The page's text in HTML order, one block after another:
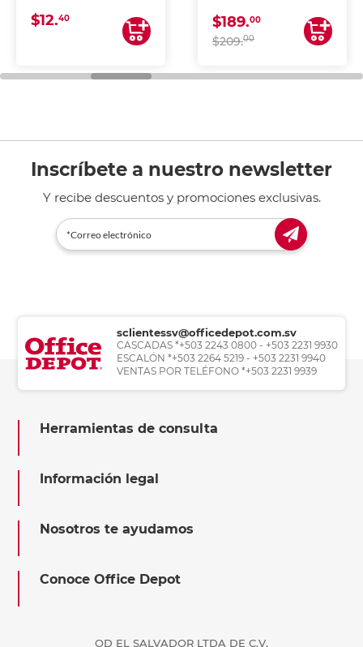
$12.40 $189.00
$209.00
Inscríbete a nuestro newsletter
Y recibe descuentos y promociones exclusivas.
sclientessv@officedepot.com.sv
CASCADAS *+503 2243 0800 - +503 2231 9930
ESCALÓN *+503 2264 5219 - +503 2231 9940
VENTAS POR TELÉFONO *+503 2231 9939
Herramientas de consulta
Información legal
Nosotros te ayudamos
Conoce Office Depot
OD EL SALVADOR LTDA DE C.V.